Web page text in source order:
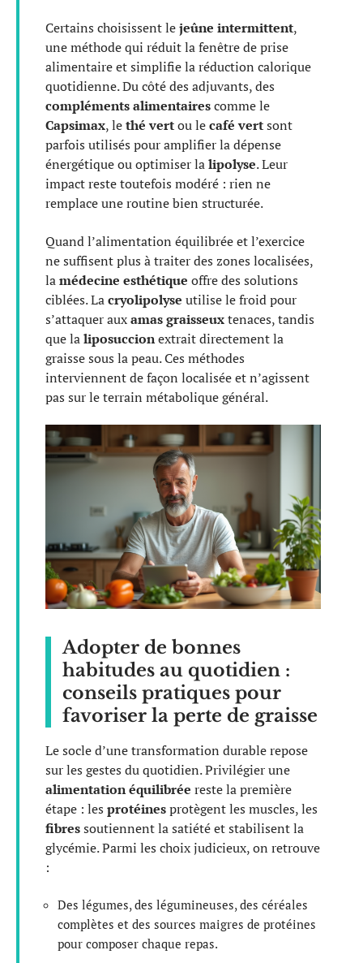
Certains choisissent lejeûne intermittent,
une méthode qui réduit la fenêtre de prise
alimentaire et simplifie la réduction calorique
quotidienne. Du côté des adjuvants, des
compléments alimentairescomme le
Capsimax, lethé vertou lecafé vertsont
parfois utilisés pour amplifier la dépense
énergétique ou optimiser lalipolyse. Leur
impact reste toutefois modéré : rien ne
remplace une routine bien structurée.
Quand l’alimentation équilibrée et l’exercice
ne suffisent plus à traiter des zones localisées,
lamédecine esthétique offre des solutions
ciblées. Lacryolipolyse utilise le froid pour
s’attaquer auxamas graisseuxtenaces, tandis
que laliposuccionextrait directement la
graisse sous la peau. Ces méthodes
interviennent de façon localisée et n’agissent
pas sur le terrain métabolique général.
Adopter de bonnes
habitudes au quotidien :
conseils pratiques pour
favoriser la perte de graisse
Le socle d’une transformation durable repose
sur les gestes du quotidien. Privilégier une
alimentation équilibrée reste la première
étape : les protéinesprotègent les muscles, les
fibressoutiennent la satiété et stabilisent la
glycémie. Parmi les choix judicieux, on retrouve
:
Des légumes, des légumineuses, des céréales
complètes et des sources maigres de protéines
pour composer chaque repas.